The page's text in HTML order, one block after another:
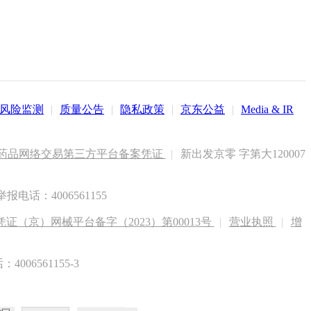
风险监测 | 质量公告 | 隐私政策 | 京东公益 | Media & IR
品网络交易第三方平台备案凭证 |
新出发京零 字第大120007
报电话：4006561155
证（京）网械平台备字（2023）第00013号 | 营业执照 |
增
4006561155-3